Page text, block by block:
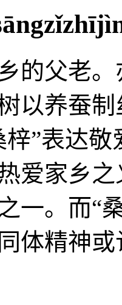
的父老
以养蚕
梓”表达
爱家乡
一。而“
体精神